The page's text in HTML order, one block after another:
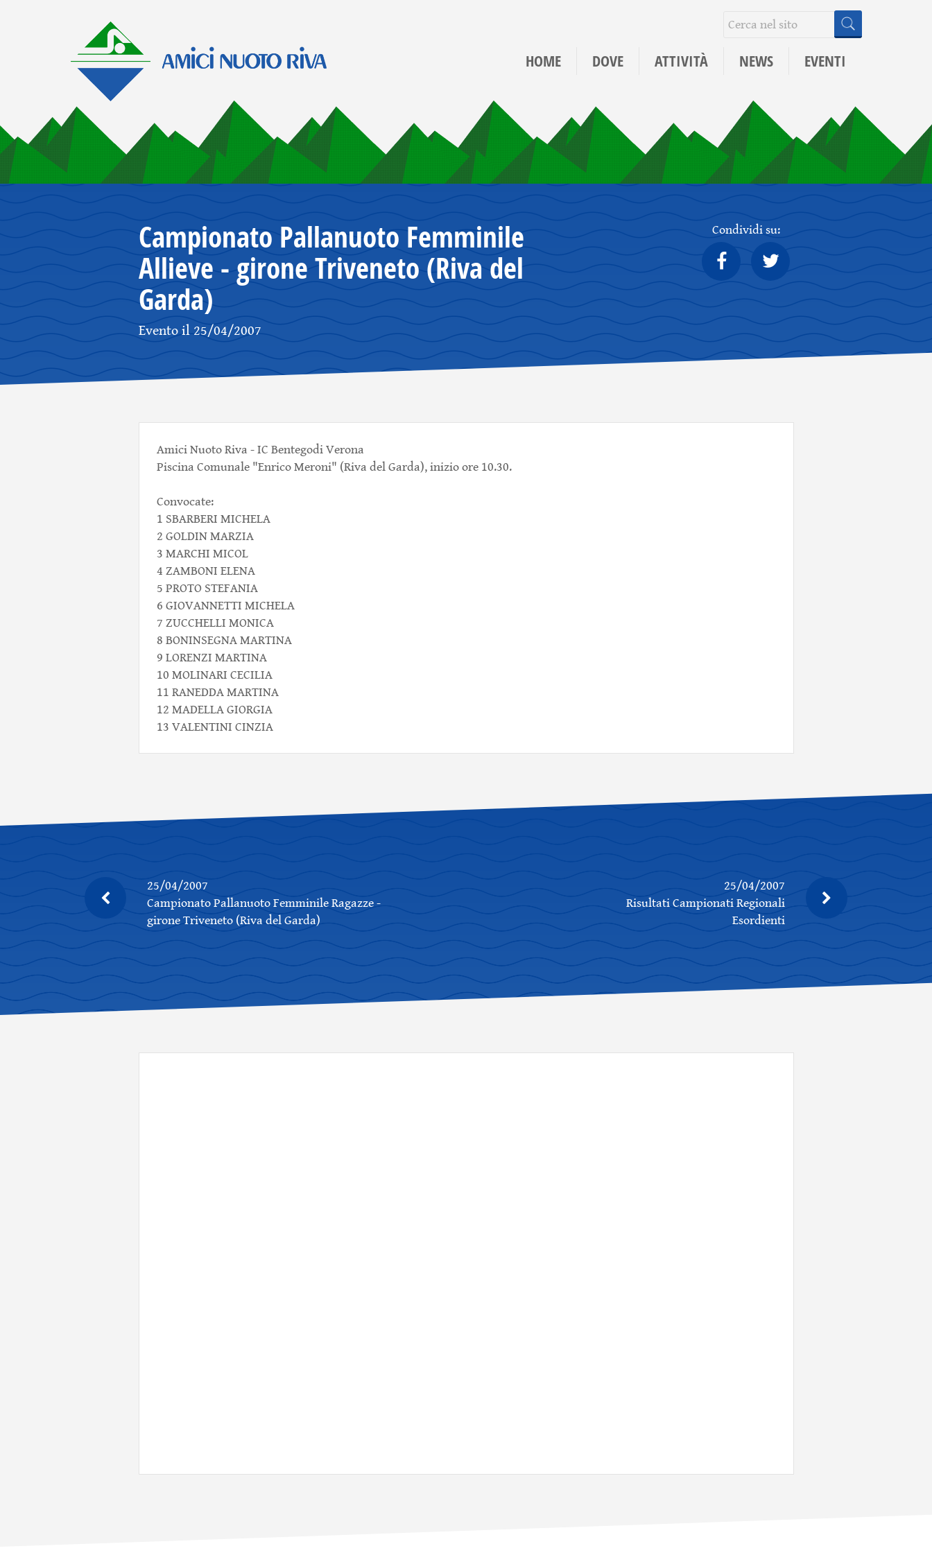
HOME DOVE ATTIVITÀ NEWS EVENTI
Campionato Pallanuoto Femminile
Allieve - girone Triveneto (Riva del
Garda)
Evento il 25/04/2007
Amici Nuoto Riva - IC Bentegodi Verona
Piscina Comunale "Enrico Meroni" (Riva del Garda), inizio ore 10.30.
Convocate:
1 SBARBERI MICHELA
2 GOLDIN MARZIA
3 MARCHI MICOL
4 ZAMBONI ELENA
5 PROTO STEFANIA
6 GIOVANNETTI MICHELA
7 ZUCCHELLI MONICA
8 BONINSEGNA MARTINA
9 LORENZI MARTINA
10 MOLINARI CECILIA
11 RANEDDA MARTINA
12 MADELLA GIORGIA
13 VALENTINI CINZIA
25/04/2007
Campionato Pallanuoto Femminile Ragazze -
girone Triveneto (Riva del Garda)
25/04/2007
Risultati Campionati Regionali
Esordienti